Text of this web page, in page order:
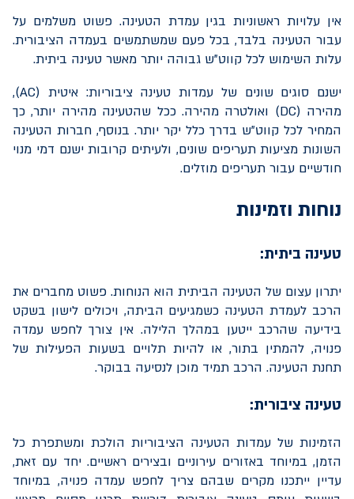
אין עלויות ראשוניות בגין עמדת הטעינה. פשוט משלמים על
עבור הטעינה בלבד, בכל פעם שמשתמשים בעמדה הציבורית.
עלות השימוש לכל קווט"ש גבוהה יותר מאשר טעינה ביתית.
ישנם סוגים שונים של עמדות טעינה ציבוריות: איטית (AC
),
מהירה (DC) ואולטרה מהירה. ככל שהטעינה מהירה יותר, כך
המחיר לכל קווט"ש בדרך כלל יקר יותר. בנוסף, חברות הטעינה
השונות מציעות תעריפים שונים, ולעיתים קרובות ישנם דמי מנוי
חודשיים עבור תעריפים מוזלים.
נוחות וזמינות
טעינה ביתית:
יתרון עצום של הטעינה הביתית הוא הנוחות. פשוט מחברים את
הרכב לעמדת הטעינה כשמגיעים הביתה, ויכולים לישון בשקט
בידיעה שהרכב ייטען במהלך הלילה. אין צורך לחפש עמדה
פנויה, להמתין בתור, או להיות תלויים בשעות הפעילות של
תחנת הטעינה. הרכב תמיד מוכן לנסיעה בבוקר.
טעינה ציבורית:
הזמינות של עמדות הטעינה הציבוריות הולכת ומשתפרת כל
הזמן, במיוחד באזורים עירוניים ובצירים ראשיים. יחד עם זאת,
עדיין ייתכנו מקרים שבהם צריך לחפש עמדה פנויה, במיוחד